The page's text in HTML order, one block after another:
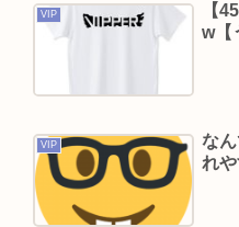
「OMANNEKO」がプ
要素”をふんだんに盛
年”に私見…
Powered by livedoor 相互
VIP
【
w【
VIP
な
れ